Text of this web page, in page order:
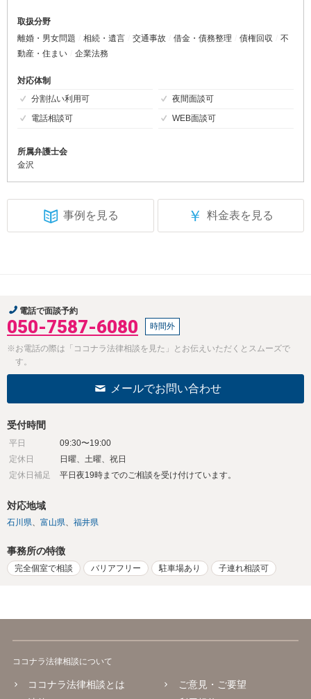
取扱分野
離婚・男女問題
相続・遺言 交通事故 借金・債務整理 債権回収
不
動産・住まい
企業法務
対応体制
分割払い利用可
夜間面談可
電話相談可
WEB面談可
所属弁護士会
金沢
事例を見る ￥ 料金表を見る
電話で面談予約
050-7587-6080 時間外
※お電話の際は「ココナラ法律相談を見た」とお伝えいただくとスムーズで
す。
メールでお問い合わせ
受付時間
平日
09:30〜19:00
定休日
日曜、土曜、祝日
定休日補足
平日夜19時までのご相談を受け付けています。
対応地域
石川県 富山県 福井県
事務所の特徴
完全個室で相談 バリアフリー 駐車場あり 子連れ相談可
ココナラ法律相談について
ココナラ法律相談とは
ご意見・ご要望